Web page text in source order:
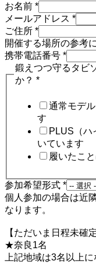
お名前 *
メールアドレス *
ご住所 *
開催する場所の参考
携帯電話番号 *
鍛えつつ守るタビ
か？ *
通常モデ
す
PLUS（ハ
いています
履いたこ
参加希望形式 *
個人参加の場合は近
なります。
【ただいま日程未確
★奈良1名
上記地域は3名以上